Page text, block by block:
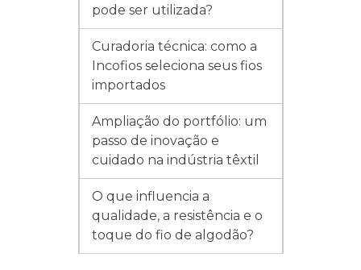
pode ser utilizada?
Curadoria técnica: como a
Incofios seleciona seus fios
importados
Ampliação do portfólio: um
passo de inovação e
cuidado na indústria têxtil
O que influencia a
qualidade, a resistência e o
toque do fio de algodão?